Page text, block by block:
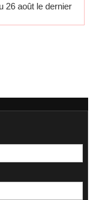
26 août le dernier